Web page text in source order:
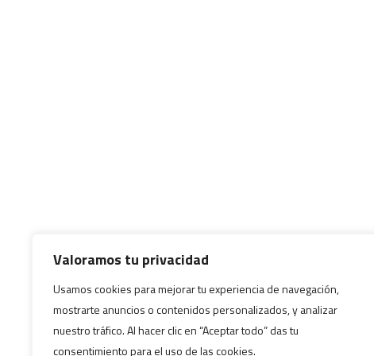
Valoramos tu privacidad
Usamos cookies para mejorar tu experiencia de navegación,
mostrarte anuncios o contenidos personalizados, y analizar
nuestro tráfico. Al hacer clic en “Aceptar todo” das tu
consentimiento para el uso de las cookies.